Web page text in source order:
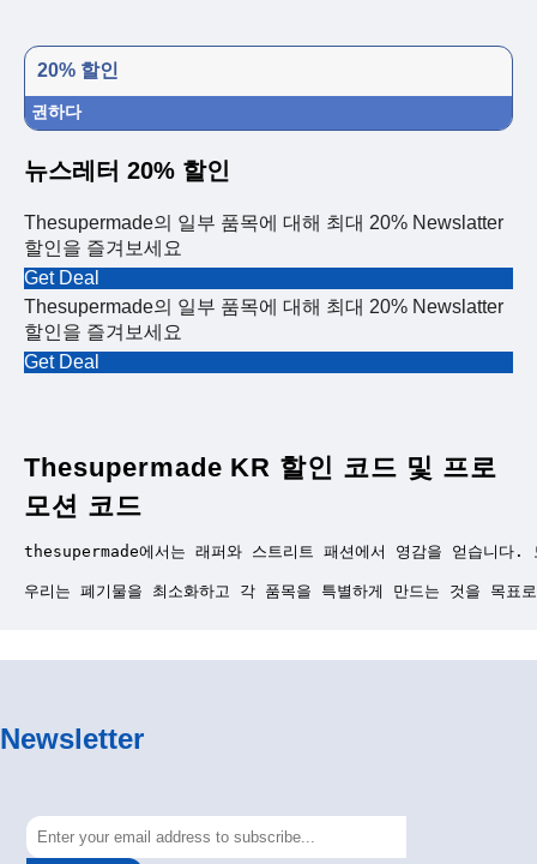
20% 할인
권하다
뉴스레터 20% 할인
Thesupermade의 일부 품목에 대해 최대 20% Newslatter
할인을 즐겨보세요
Get Deal
Thesupermade의 일부 품목에 대해 최대 20% Newslatter
할인을 즐겨보세요
Get Deal
Thesupermade KR 할인 코드 및 프로
모션 코드
thesupermade에서는 래퍼와 스트리트 패션에서 영감을 얻습니다
우리는 폐기물을 최소화하고 각 품목을 특별하게 만드는 것을 목
Newsletter